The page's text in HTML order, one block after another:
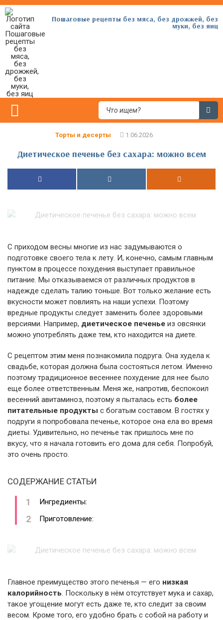
Пошаговые рецепты без мяса, без дрожжей, без
муки, без яиц
Торты и десерты
Диетическое печенье без сахара: можно всем
С приходом весны многие из нас задумываются о
подготовке своего тела к лету. И, конечно, самым главным
пунктом в процессе похудения выступает правильное
питание. Мы отказываемся от различных продуктов в
надежде сделать талию тоньше. Вот только желание есть
вкусности может повлиять на наши успехи. Поэтому
вредные продукты следует заменить более здоровыми
версиями. Например, диетическое печенье из овсянки
можно употреблять даже тем, кто находится на диете.
С рецептом этим меня познакомила подруга. Она худела к
свадьбе, которая должна была состояться летом. Именно
поэтому традиционное весеннее похудение для нее было
еще более ответственным. Меня же, напротив, беспокоил
весенний авитаминоз, поэтому я пыталась есть более
питательные продукты с богатым составом. В гостях у
подруги я попробовала печенье, которое она ела во время
диеты. Удивительно, но печенье так пришлось мне по
вкусу, что я начала готовить его дома для себя. Попробуй,
это очень просто.
СОДЕРЖАНИЕ СТАТЬИ
Ингредиенты:
Приготовление:
Главное преимущество этого печенья — его низкая
калорийность. Поскольку в нём отсутствует мука и сахар,
такое угощение могут есть даже те, кто следит за своим
весом. Кроме того, его удобно брать с собой на работу и